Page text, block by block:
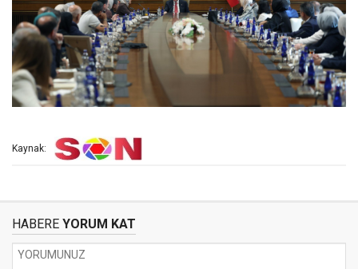
Kaynak:
HABERE YORUM KAT